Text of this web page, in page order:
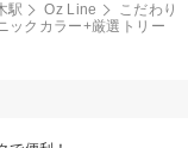
駅 Oz Line
こだわり
ックカラー+厳選トリー